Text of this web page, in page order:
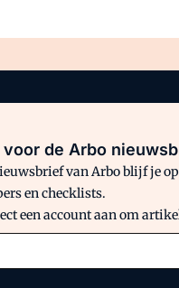
voor de Arbo
van Arbo blijf je
en checklists.
een account aan om